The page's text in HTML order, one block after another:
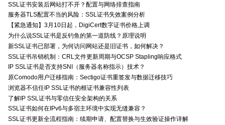
SSL证书安装后网站打不开？配置与网络排查指南
服务器TLS配置不当的风险：SSL证书失效案例分析
【紧急通知】3月10日起，DigiCert数字证书价格上调
为什么说SSL证书是反钓鱼的第一道防线？原理说明
新SSL证书已部署，为何访问网站还是旧证书，如何解决？
SSL证书吊销机制：CRL文件更新周期与OCSP Stapling响应格式
IP SSL证书是否支持SNI（服务器名称指示）技术？
原Comodo用户迁移指南：Sectigo证书重签发与数据迁移技巧
浏览器不信任IP SSL证书的根证书兼容性列表
了解IP SSL证书与零信任安全架构的关系
SSL证书如何在IPv6与多宿主环境中实现无缝兼容？
SSL证书更新全流程指南：续期申请、配置替换与生效验证操作详解